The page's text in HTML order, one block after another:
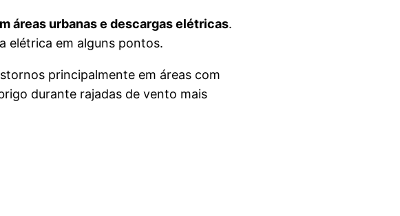
áreas urbanas e descargas elétricas.
elétrica em alguns pontos.
principalmente em áreas com
durante rajadas de vento mais